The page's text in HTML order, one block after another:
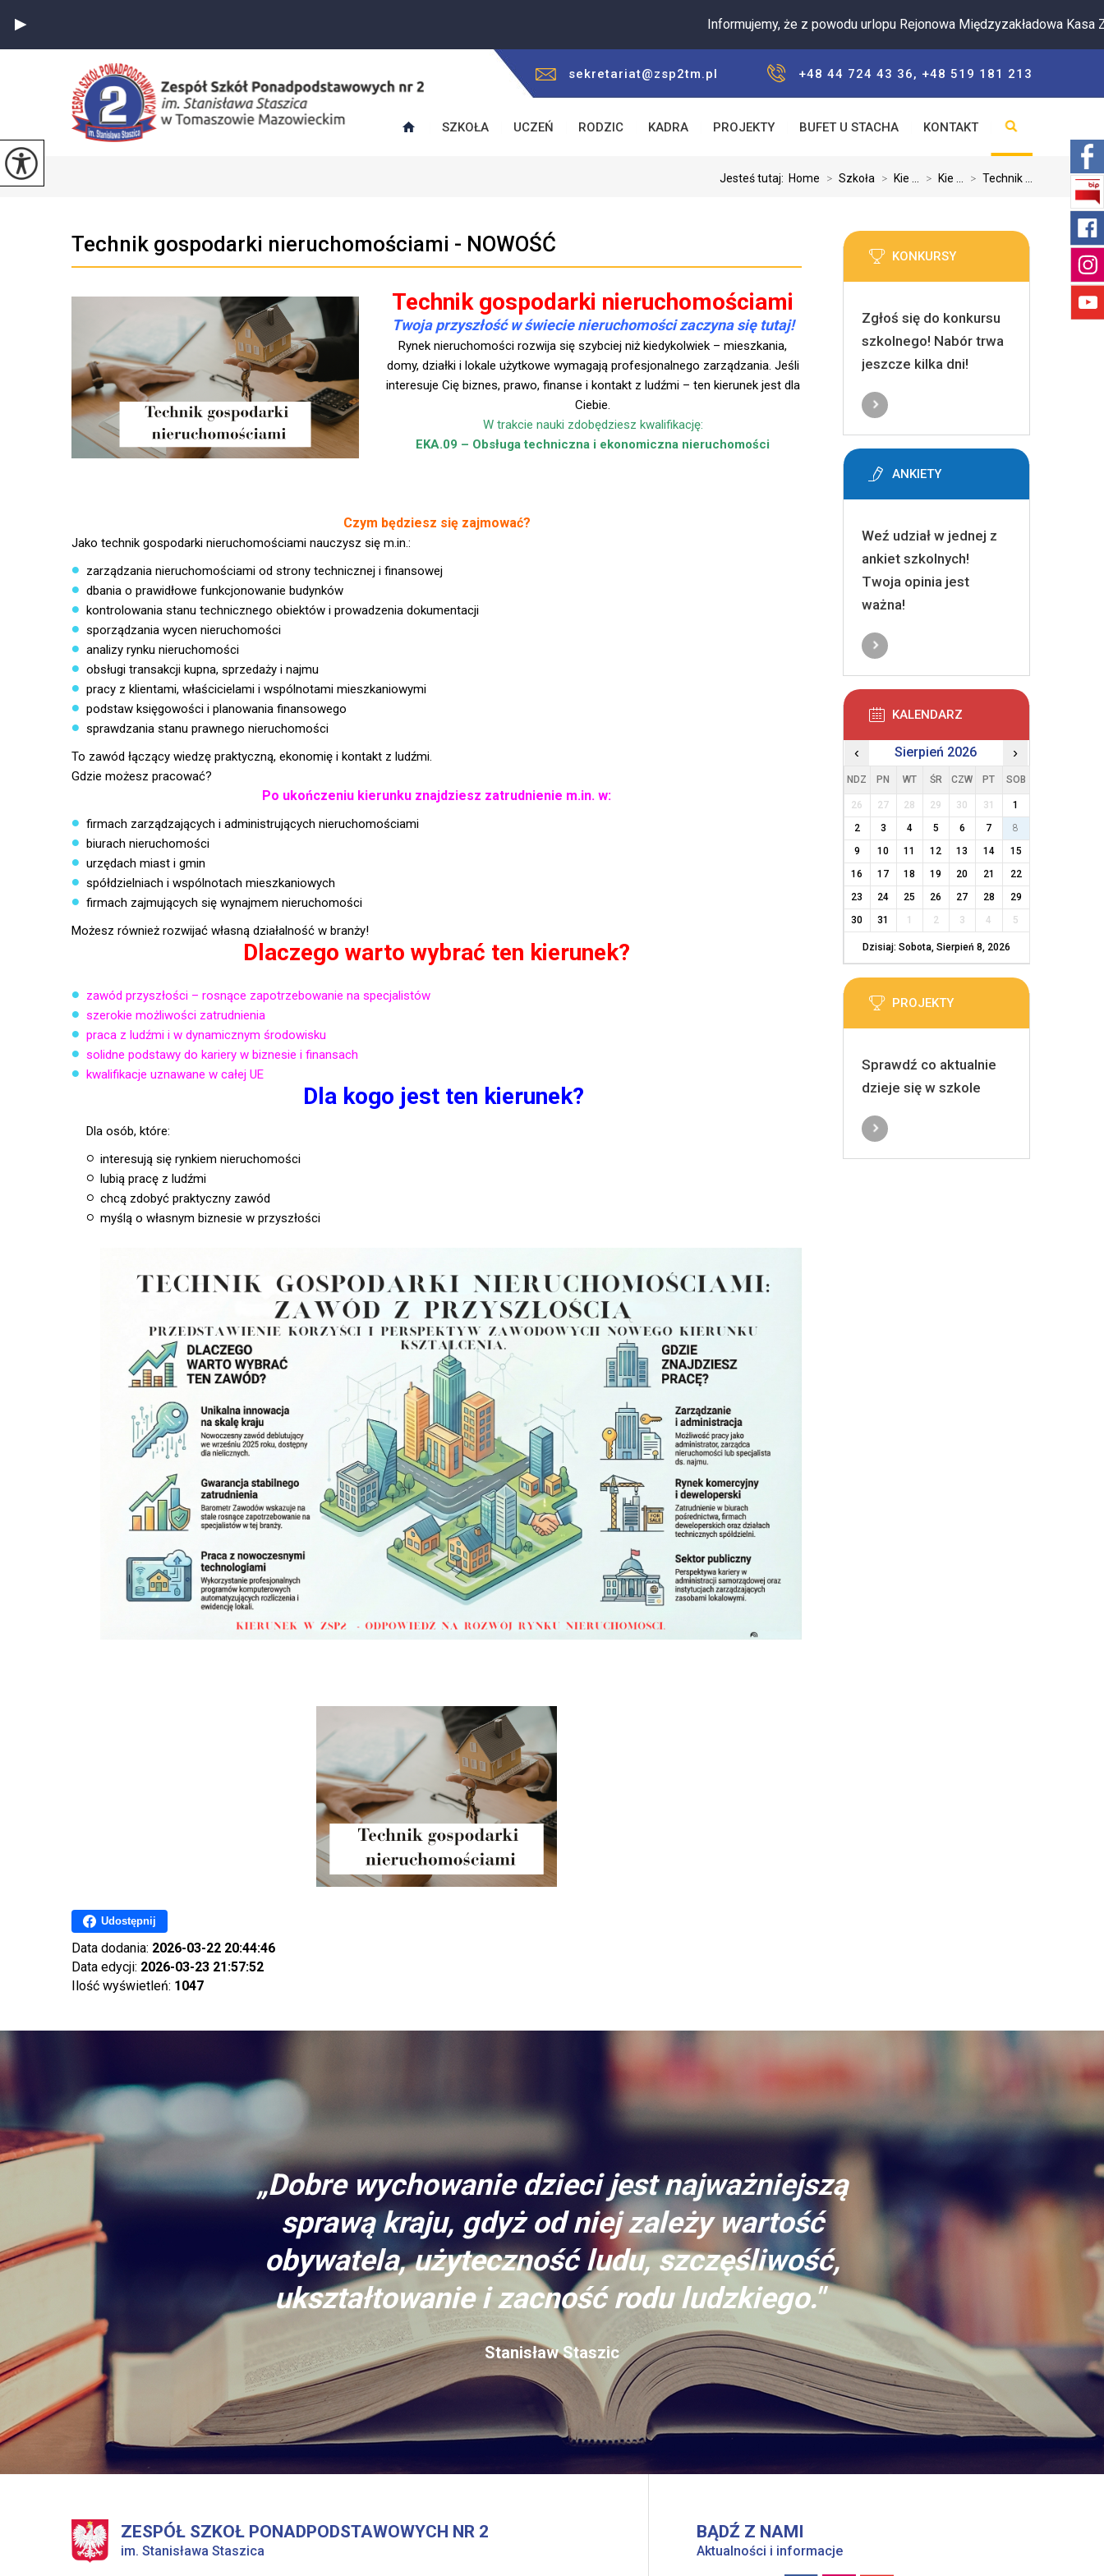
Informujemy, że z powodu urlopu Rejonowa Międzyzakładowa Kasa
sekretariat@zsp2tm.pl +48 44 724 43 36, +48 519 181 213
SZKOŁA UCZEŃ RODZIC KADRA PROJEKTY BUFET U STACHA KONTAKT
Jesteś tutaj: Home > Szkoła > Kie ... > Kie ... > Technik ...
Technik gospodarki nieruchomościami - NOWOŚĆ
Technik gospodarki nieruchomościami
Twoja przyszłość w świecie nieruchomości zaczyna się tutaj!
Rynek nieruchomości rozwija się szybciej niż kiedykolwiek – mieszkania,
domy, działki i lokale użytkowe wymagają profesjonalnego zarządzania. Jeśli
interesuje Cię biznes, prawo, finanse i kontakt z ludźmi – ten kierunek jest dla
Ciebie.
W trakcie nauki zdobędziesz kwalifikację:
EKA.09 – Obsługa techniczna i ekonomiczna nieruchomości
Czym będziesz się zajmować?
Jako technik gospodarki nieruchomościami nauczysz się m.in.:
zarządzania nieruchomościami od strony technicznej i finansowej
dbania o prawidłowe funkcjonowanie budynków
kontrolowania stanu technicznego obiektów i prowadzenia dokumentacji
sporządzania wycen nieruchomości
analizy rynku nieruchomości
obsługi transakcji kupna, sprzedaży i najmu
pracy z klientami, właścicielami i wspólnotami mieszkaniowymi
podstaw księgowości i planowania finansowego
sprawdzania stanu prawnego nieruchomości
To zawód łączący wiedzę praktyczną, ekonomię i kontakt z ludźmi.
Gdzie możesz pracować?
Po ukończeniu kierunku znajdziesz zatrudnienie m.in. w:
firmach zarządzających i administrujących nieruchomościami
biurach nieruchomości
urzędach miast i gmin
spółdzielniach i wspólnotach mieszkaniowych
firmach zajmujących się wynajmem nieruchomości
Możesz również rozwijać własną działalność w branży!
Dlaczego warto wybrać ten kierunek?
zawód przyszłości – rosnące zapotrzebowanie na specjalistów
szerokie możliwości zatrudnienia
praca z ludźmi i w dynamicznym środowisku
solidne podstawy do kariery w biznesie i finansach
kwalifikacje uznawane w całej UE
Dla kogo jest ten kierunek?
Dla osób, które:
interesują się rynkiem nieruchomości
lubią pracę z ludźmi
chcą zdobyć praktyczny zawód
myślą o własnym biznesie w przyszłości
Udostępnij
Data dodania: 2026-03-22 20:44:46
Data edycji: 2026-03-23 21:57:52
Ilość wyświetleń: 1047
KONKURSY
Zgłoś się do konkursu
szkolnego! Nabór trwa
jeszcze kilka dni!
ANKIETY
Weź udział w jednej z
ankiet szkolnych!
Twoja opinia jest
ważna!
KALENDARZ
‹ Sierpień 2026 ›
NDZ PN WT ŚR CZW PT SOB
26 27 28 29 30 31
1
2
3 4 5 6 7
8
9
10 11 12 13 14
15
16
17 18 19 20 21
22
23
24 25 26 27 28
29
30
31 1 2 3 4 5
Dzisiaj: Sobota, Sierpień 8, 2026
PROJEKTY
Sprawdź co aktualnie
dzieje się w szkole
„Dobre wychowanie dzieci jest najważniejszą
sprawą kraju, gdyż od niej zależy wartość
obywatela, użyteczność ludu, szczęśliwość,
ukształtowanie i zacność rodu ludzkiego."
Stanisław Staszic
ZESPÓŁ SZKOŁ PONADPODSTAWOWYCH NR 2
im. Stanisława Staszica
BĄDŹ Z NAMI
Aktualności i informacje